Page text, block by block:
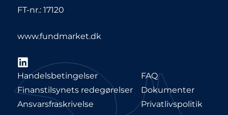
FT-nr.: 17120
www.fundmarket.dk
LinkedIn
Handelsbetingelser
Finanstilsynets redegørelser
Ansvarsfraskrivelse
FAQ
Dokumenter
Privatlivspolitik